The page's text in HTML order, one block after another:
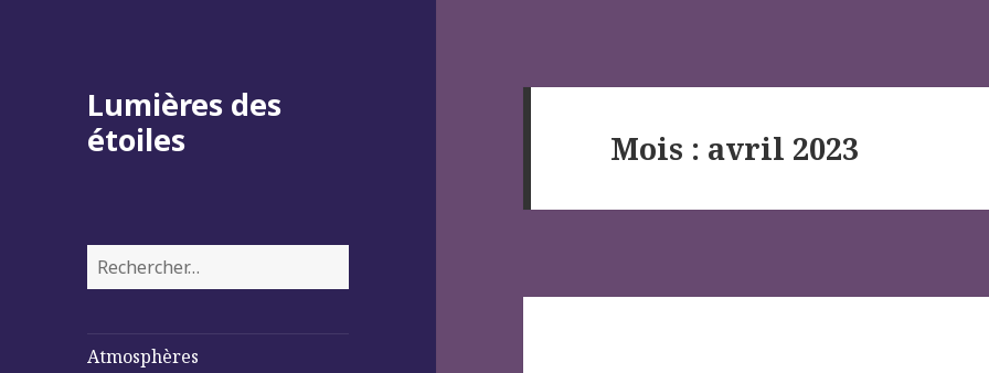
Lumières des
étoiles
Rechercher :
Atmosphères
Mois : avril 2023